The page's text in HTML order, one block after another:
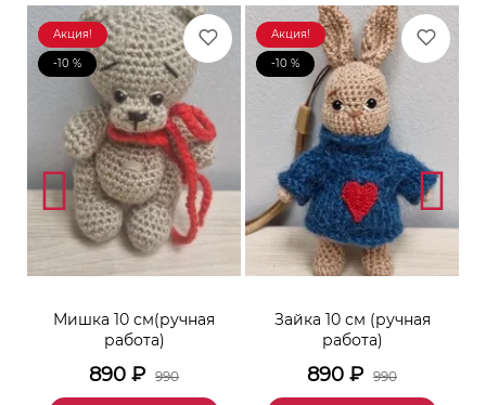
Акция!
-10 %
Мишка 10 см(ручная
работа)
890 ₽ 990
Акция!
-10 %
Зайка 10 см (ручная
работа)
890 ₽ 990